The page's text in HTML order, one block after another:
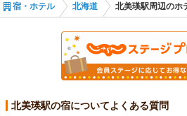
宿・ホテル 北海道 北美瑛駅周辺のホ
北美瑛駅の宿についてよくある質問